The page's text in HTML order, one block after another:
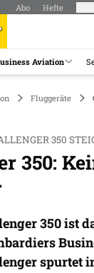
Abo Hefte
Aviation
Fluggeräte
350
350:
350 ist
spurtet